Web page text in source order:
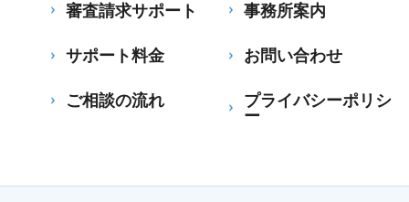
審査請求サポート
サポート料金
ご相談の流れ
事務所案内
お問い合わせ
プライバシーポリシ
ー